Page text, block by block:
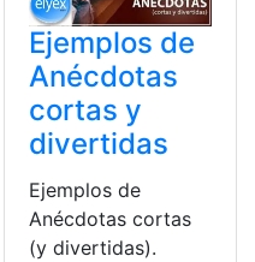
Ejemplos de
Anécdotas
cortas y
divertidas
Ejemplos de
Anécdotas cortas
(y divertidas).